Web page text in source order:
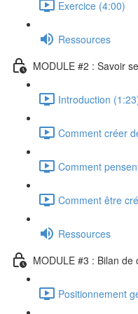
Exercice (4:00)
Ressources
MODULE #2 : Savoir
Introduction
Comment créer
Comment
Comment être
Ressources
MODULE #3 : Bilan
Positionnement